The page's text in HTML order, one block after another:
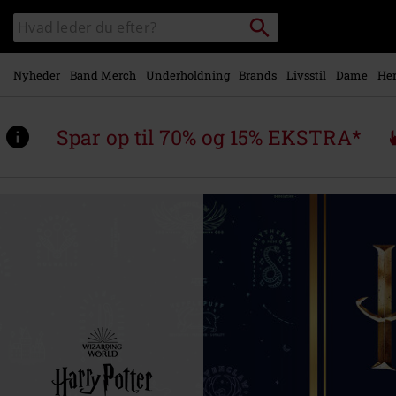
Gå til
hovedindhold
Søg
sortiment
Søg
Nyheder Band Merch Underholdning Brands Livsstil Dame
Spar op til 70% og 15% EKSTRA*